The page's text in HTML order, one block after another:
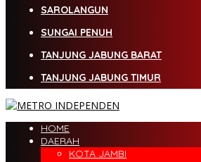
SAROLANGUN
SUNGAI PENUH
TANJUNG JABUNG BARAT
TANJUNG JABUNG TIMUR
HOME
DAERAH
KOTA JAMBI